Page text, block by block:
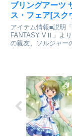
ブリングアーツ
ス・フェア[スク
エニックス]が予
始
アイテム情報■説明
FANTASY VⅡ」よ
の親友、ソルジャー
からのぞく青い瞳な
ルのFINAL F...